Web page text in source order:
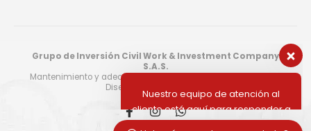
Grupo de Inversión Civil Work & Investment Company
S.A.S.
Mantenimiento y adecuación de edificaciones · ISO 9001:2015
Diseñado por
Hola, ¿Cómo puedo ayudar?